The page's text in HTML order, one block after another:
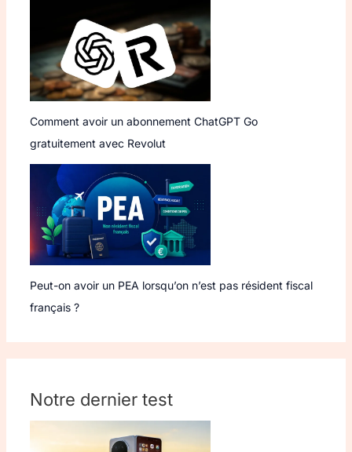
Comment avoir un abonnement ChatGPT Go
gratuitement avec Revolut
Peut-on avoir un PEA lorsqu’on n’est pas résident fiscal
français ?
Notre dernier test